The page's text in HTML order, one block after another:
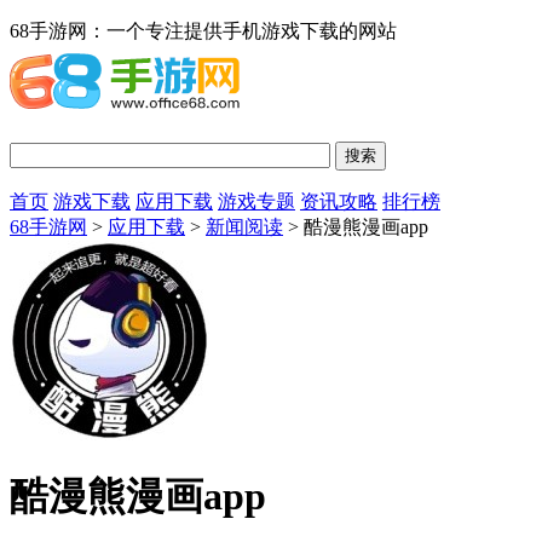
68手游网：一个专注提供手机游戏下载的网站
首页 游戏下载 应用下载 游戏专题 资讯攻略 排行榜
68手游网 > 应用下载 > 新闻阅读 > 酷漫熊漫画app
酷漫熊漫画app